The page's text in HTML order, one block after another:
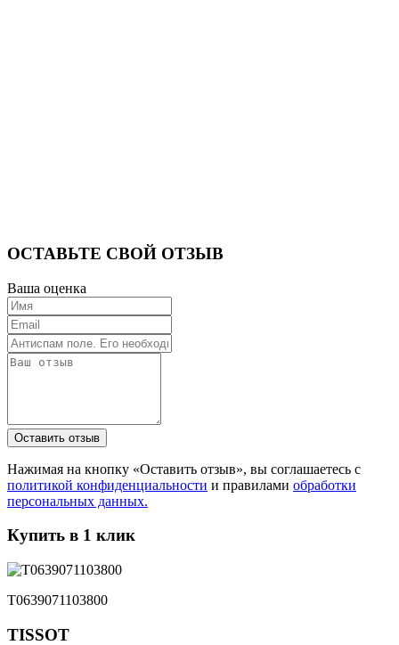
ОСТАВЬТЕ СВОЙ ОТЗЫВ
Ваша оценка
Нажимая на кнопку «Оставить отзыв», вы соглашаетесь с
политикой конфиденциальности и правилами обработки
персональных данных.
Купить в 1 клик
T0639071103800
TISSOT